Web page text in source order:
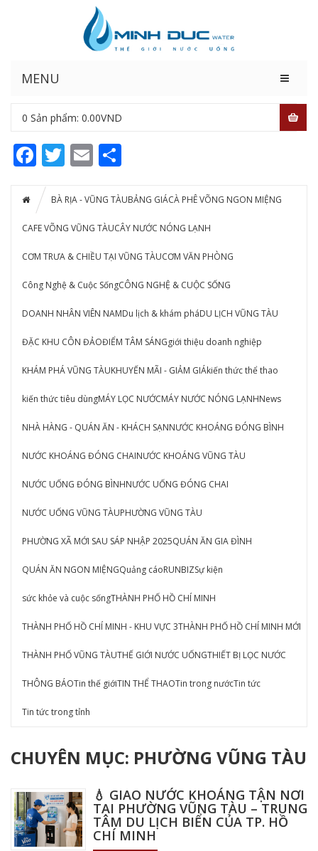
MENU
0 Sản phẩm: 0.00VND
Facebook
Twitter
Email
BÀ RỊA - VŨNG TÀUBẢNG GIÁCÀ PHÊ VÕNG NGON MIỆNG
CAFE VÕNG VŨNG TÀUCÂY NƯỚC NÓNG LẠNH
CƠM TRƯA & CHIỀU TẠI VŨNG TÀUCƠM VĂN PHÒNG
Công Nghệ & Cuộc SốngCÔNG NGHỆ & CUỘC SỐNG
DOANH NHÂN VIÊN NAMDu lịch & khám pháDU LỊCH VŨNG TÀU
ĐẶC KHU CÔN ĐẢOĐIỂM TÂM SÁNGgiới thiệu doanh nghiệp
KHÁM PHÁ VŨNG TÀUKHUYẾN MÃI - GIẢM GIÁkiến thức thể thao
kiến thức tiêu dùngMÁY LỌC NƯỚCMÁY NƯỚC NÓNG LẠNHNews
NHÀ HÀNG - QUÁN ĂN - KHÁCH SẠNNƯỚC KHOÁNG ĐÓNG BÌNH
NƯỚC KHOÁNG ĐÓNG CHAINƯỚC KHOÁNG VŨNG TÀU
NƯỚC UỐNG ĐÓNG BÌNHNƯỚC UỐNG ĐÓNG CHAI
NƯỚC UỐNG VŨNG TÀUPHƯỜNG VŨNG TÀU
PHƯỜNG XÃ MỚI SAU SÁP NHẬP 2025QUÁN ĂN GIA ĐÌNH
QUÁN ĂN NGON MIỆNGQuảng cáoRUNBIZSự kiện
sức khỏe và cuộc sốngTHÀNH PHỐ HỒ CHÍ MINH
THÀNH PHỐ HỒ CHÍ MINH - KHU VỰC 3THÀNH PHỐ HỒ CHÍ MINH MỚI
THÀNH PHỐ VŨNG TÀUTHẾ GIỚI NƯỚC UỐNGTHIẾT BỊ LỌC NƯỚC
THÔNG BÁOTin thế giớiTIN THỂ THAOTin trong nướcTin tức
Tin tức trong tỉnh
CHUYÊN MỤC: PHƯỜNG VŨNG TÀU
💧 GIAO NƯỚC KHOÁNG TẬN NƠI
TẠI PHƯỜNG VŨNG TÀU – TRUNG
TÂM DU LỊCH BIỂN CỦA TP. HỒ
CHÍ MINH